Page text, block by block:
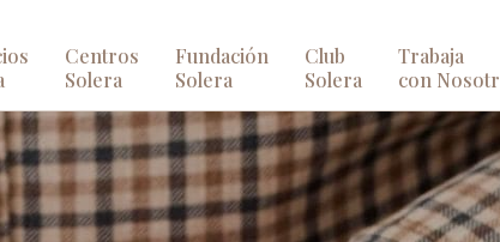
Centros
Solera
Fundación
Solera
Club
Solera
Trabaja
con